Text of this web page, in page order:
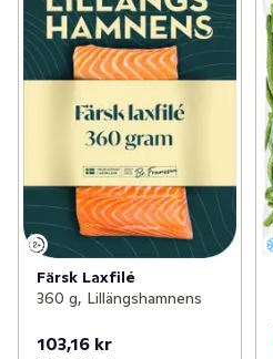
Färsk Laxfilé
360 g, Lillängshamnens
103,16 kr